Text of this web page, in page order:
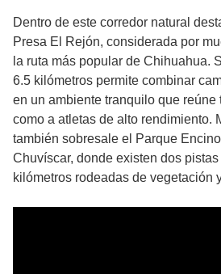
Dentro de este corredor natural
Presa El Rejón, considerada por
la ruta más popular de Chihuahua.
6.5 kilómetros permite combinar
en un ambiente tranquilo que reúne
como a atletas de alto rendimiento.
también sobresale el Parque
Chuvíscar, donde existen dos
kilómetros rodeadas de vegetación